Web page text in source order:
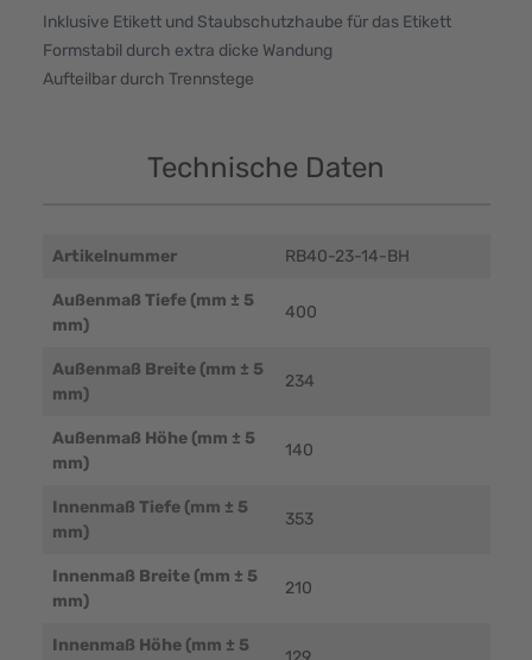
Inklusive Etikett und Staubschutzhaube für das Etikett
Formstabil durch extra dicke Wandung
Aufteilbar durch Trennstege
Technische Daten
Artikelnummer RB40-23-14-BH
Außenmaß Tiefe (mm ± 5
mm)
400
Außenmaß Breite (mm ± 5
mm)
234
Außenmaß Höhe (mm ± 5
mm)
140
Innenmaß Tiefe (mm ± 5
mm)
353
Innenmaß Breite (mm ± 5
mm)
210
Innenmaß Höhe (mm ± 5